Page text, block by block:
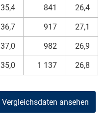
35,4 841 26,4
36,7 917 27,1
37,0 982 26,9
35,0 1 137 26,8
Vergleichsdaten ansehen